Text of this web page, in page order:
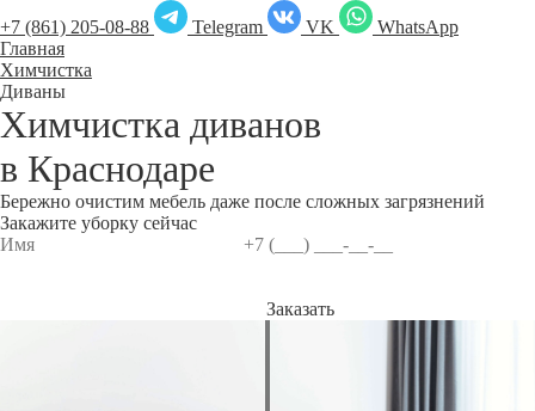
+7 (861) 205-08-88
Telegram VK
WhatsApp
Главная
Химчистка
Диваны
Химчистка диванов
в Краснодаре
Бережно очистим мебель даже после сложных загрязнений
Закажите уборку сейчас
Заказать